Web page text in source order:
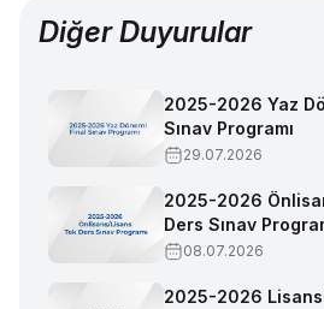
Diğer Duyurular
2025-2026 Yaz
Sınav Programı
29.07.2026
2025-2026
Ders Sınav
08.07.2026
2025-2026